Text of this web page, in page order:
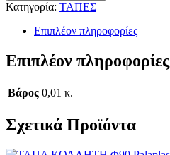
Κατηγορία: ΤΑΠΕΣ
Επιπλέον πληροφορίες
Επιπλέον πληροφορίες
Βάρος 0,01 κ.
Σχετικά Προϊόντα